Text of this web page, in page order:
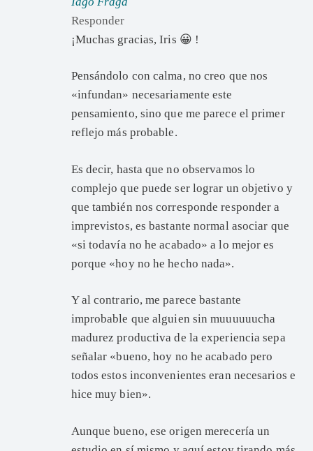
Responder
¡Muchas gracias, Iris 😀 !
Pensándolo con calma, no creo que nos
«infundan» necesariamente este
pensamiento, sino que me parece el primer
reflejo más probable.
Es decir, hasta que no observamos lo
complejo que puede ser lograr un objetivo y
que también nos corresponde responder a
imprevistos, es bastante normal asociar que
«si todavía no he acabado» a lo mejor es
porque «hoy no he hecho nada».
Y al contrario, me parece bastante
improbable que alguien sin muuuuuucha
madurez productiva de la experiencia sepa
señalar «bueno, hoy no he acabado pero
todos estos inconvenientes eran necesarios e
hice muy bien».
Aunque bueno, ese origen merecería un